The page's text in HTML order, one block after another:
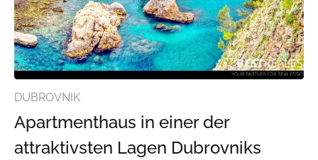
DUBROVNIK
Apartmenthaus in einer der
attraktivsten Lagen Dubrovniks